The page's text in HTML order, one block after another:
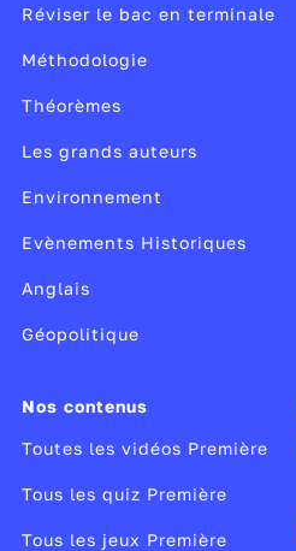
Réviser le bac en terminale
Méthodologie
Théorèmes
Les grands auteurs
Environnement
Evènements Historiques
Anglais
Géopolitique
Nos contenus
Toutes les vidéos Première
Tous les quiz Première
Tous les jeux Première